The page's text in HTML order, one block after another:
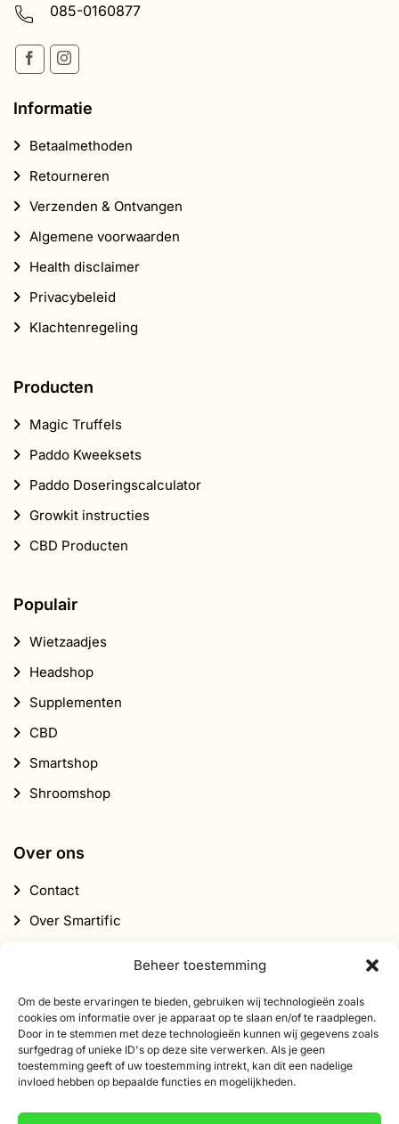
Beheer toestemming
Om de beste ervaringen te bieden, gebruiken wij technologieën zoals
cookies om informatie over je apparaat op te slaan en/of te raadplegen.
Door in te stemmen met deze technologieën kunnen wij gegevens zoals
surfgedrag of unieke ID's op deze site verwerken. Als je geen
toestemming geeft of uw toestemming intrekt, kan dit een nadelige
invloed hebben op bepaalde functies en mogelijkheden.
085-0160877
Informatie
Betaalmethoden
Retourneren
Verzenden & Ontvangen
Algemene voorwaarden
Health disclaimer
Privacybeleid
Klachtenregeling
Producten
Magic Truffels
Paddo Kweeksets
Paddo Doseringscalculator
Growkit instructies
CBD Producten
Populair
Wietzaadjes
Headshop
Supplementen
CBD
Smartshop
Shroomshop
Over ons
Contact
Over Smartific
Nieuwsbrief
Korting